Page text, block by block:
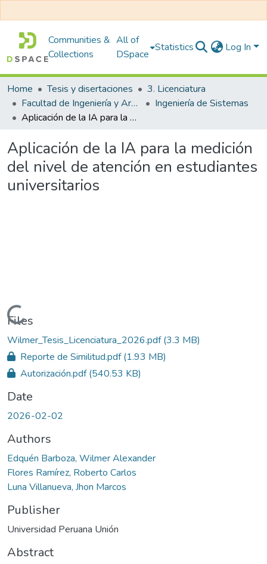
Communities &
Collections
All of
DSpace
Statistics Log In
Home Tesis y disertaciones
3. Licenciatura
Facultad de Ingeniería y Arquitectura
Ingeniería de Sistemas
Aplicación de la IA para la medición del nivel de atención en estudiantes universitarios
Aplicación de la IA para la medición
del nivel de atención en estudiantes
universitarios
Loading...
Files
Wilmer_Tesis_Licenciatura_2026.pdf(3.3 MB)
Reporte de Similitud.pdf(1.93 MB)
Autorización.pdf(540.53 KB)
Date
2026-02-02
Authors
Edquén Barboza, Wilmer Alexander
Flores Ramírez, Roberto Carlos
Luna Villanueva, Jhon Marcos
Publisher
Universidad Peruana Unión
Abstract